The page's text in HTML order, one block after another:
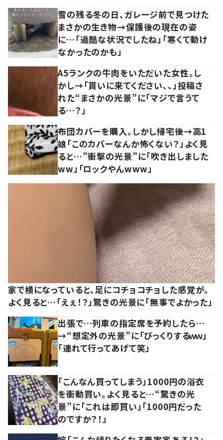
雪の残る冬の日、ガレージ前で見つけた
まさかの生き物→保護後の現在の姿
に…「過酷な状況でしたね」「寒くて動け
なかったのかも」
A5ランクの牛肉をいただいた女性。し
かし→「貰いに来てください、、」投稿さ
れた“まさかの光景”に「マジで言うて
る…？」
布団カバーを購入。しかし帰宅後→高1
娘「このカバーなんか怖くない？」よく見
ると…”衝撃の光景”に「吹き出しました
ww」「ロックやんwww」
家で横になっていると、足にコチョコチョした感覚が。
よく見ると…「えぇ！？」驚きの光景に「無事でよかった」
出張で…列車の指定席を予約したら…
→“想定外の光景”に「びっくりするｗｗ」
「連れて行ってあげて笑」
「こんなん買ってしまう」1000円の浴衣
を衝動買い。よく見ると…“驚きの光
景”に「これは即買い」「1000円だった
のですか？！」